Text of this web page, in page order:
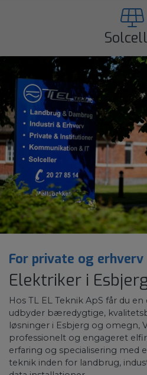
For private og erhverv
Elektriker i
Hos TL EL Teknik ApS får du
udbyder bæredygtige,
løsninger i Esbjerg og omegn,
professionelt og engageret
erfaring og specialisering med
teknik inden for landbrug,